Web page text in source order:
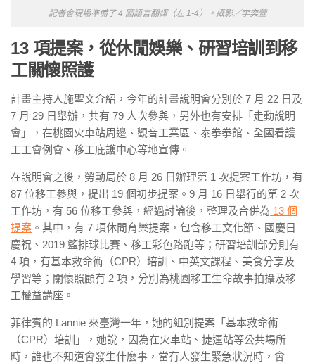
記者會現場準備了 4 國語言翻譯（左 1-4）。攝影／李奕萱
13 項提案，從休閒娛樂、研習培訓到移
工關懷照護
計畫主持人施聖文介紹，今年的計畫說明會分別於 7 月 22 日及
7 月 29 日舉辦，共有 79 人次參與，另外也有安排「走動說明
會」，在桃園火車站周邊、觀音工業區、泰拳拳館、全國看護
工工會例會、移工庇護中心等地宣傳。
在說明會之後，勞動局於 8 月 26 日辦理第 1 次提案工作坊，有
87 位移工參與，提出 19 個初步提案。9 月 16 日舉行的第 2 次
工作坊，有 56 位移工參與，經過討論後，整理及合併為 13 個
提案 。其中，有 7 項休閒育樂提案，包含移工文化節、國慶日
慶祝、2019 籃排球比賽、移工彩色路跑等；研習培訓部分則有
4 項，有基本救命術（CPR）培訓、中英文課程、美食分享及
學習等；關懷照顧有 2 項，分別為桃園移工生命故事拍攝及移
工權益講座。
菲律賓的 Lannie 來臺灣一年，她的組別提案「基本救命術
（CPR）培訓」，她說，因為在火車站、捷運站等公共場所
時，誰也不知道會發生什麼事，當有人發生緊急狀況時，會